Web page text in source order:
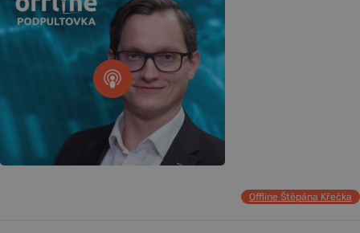
Offline Štěpána Křečka